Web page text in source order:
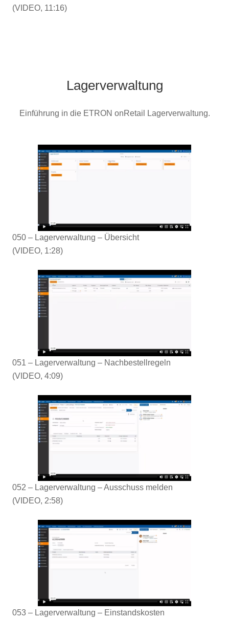
(VIDEO, 11:16)
Lagerverwaltung
Einführung in die ETRON onRetail Lagerverwaltung.
050 – Lagerverwaltung – Übersicht
(VIDEO, 1:28)
051 – Lagerverwaltung – Nachbestellregeln
(VIDEO, 4:09)
052 – Lagerverwaltung –Ausschuss melden
(VIDEO, 2:58)
053 – Lagerverwaltung – Einstandskosten